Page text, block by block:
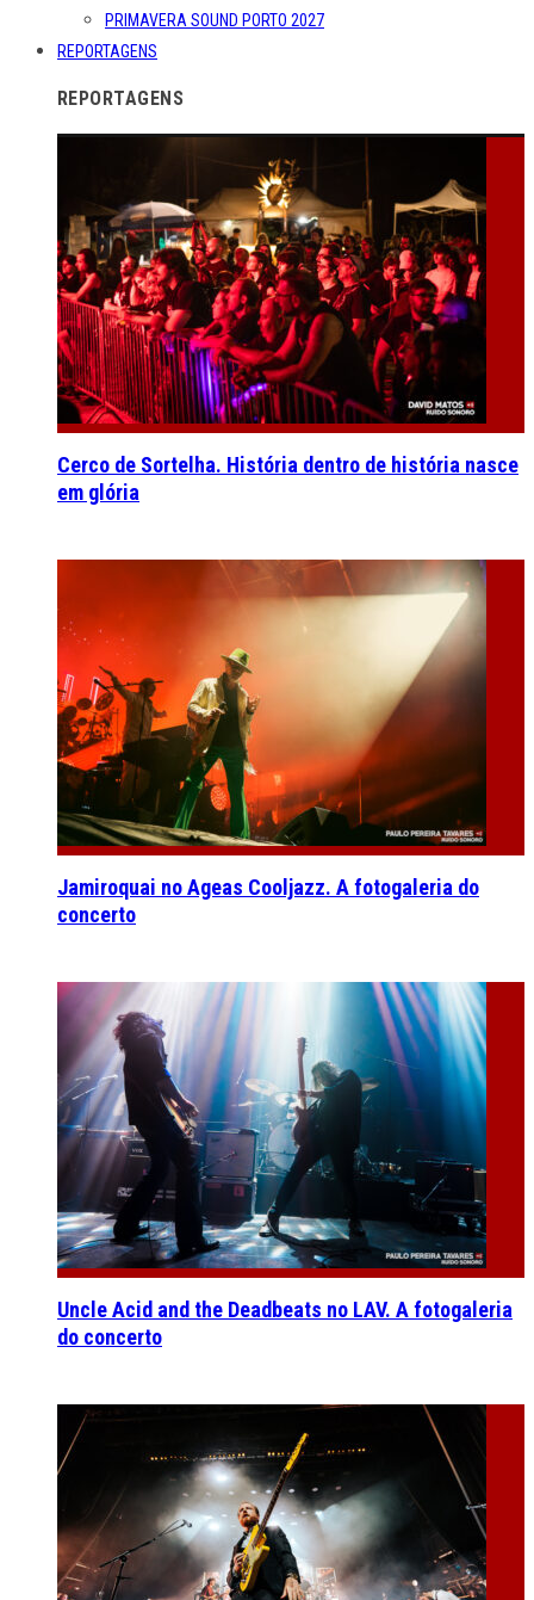
PRIMAVERA SOUND PORTO 2027
REPORTAGENS
REPORTAGENS
Cerco de Sortelha. História dentro de história nasce
em glória
Jamiroquai no Ageas Cooljazz. A fotogaleria do
concerto
Uncle Acid and the Deadbeats no LAV. A fotogaleria
do concerto